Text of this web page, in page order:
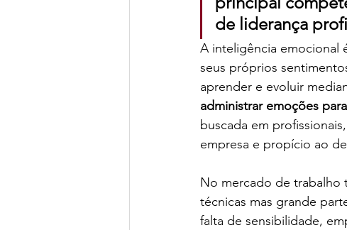
de liderança
A inteligência emocional
seus próprios
aprender e evoluir
administrar emoções
buscada em
empresa e propício ao
No mercado de trabalho
técnicas mas grande
falta de sensibilidade,